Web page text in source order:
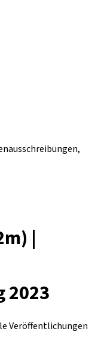
|
2023
Veröffentlichungen